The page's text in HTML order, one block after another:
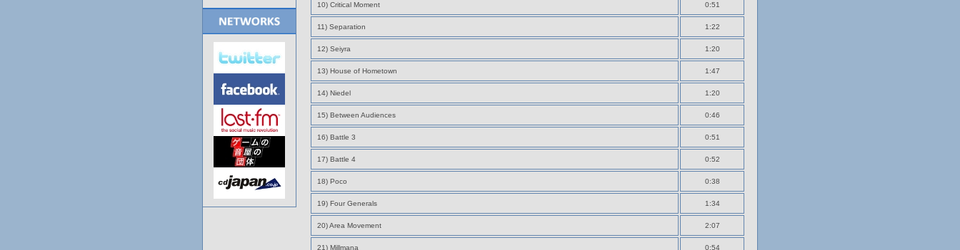
10) Critical Moment 0:51
11) Separation 1:22
12) Seiyra 1:20
13) House of Hometown 1:47
14) Niedel 1:20
15) Between Audiences 0:46
16) Battle 3 0:51
17) Battle 4 0:52
18) Poco 0:38
19) Four Generals 1:34
20) Area Movement 2:07
21) Millmana 0:54